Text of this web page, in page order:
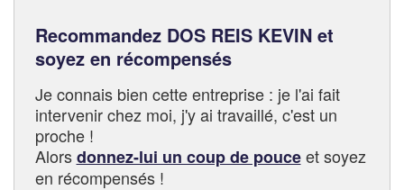
Recommandez DOS REIS KEVIN et
soyez en récompensés
Je connais bien cette entreprise : je l'ai fait
intervenir chez moi, j'y ai travaillé, c'est un
proche !
Alorsdonnez-lui un coup de pouceet soyez
en récompensés !